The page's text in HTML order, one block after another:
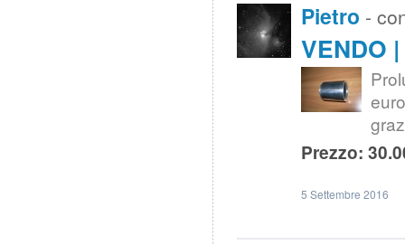
Pietro -
VENDO
Prezzo:
5 Settembre 2016